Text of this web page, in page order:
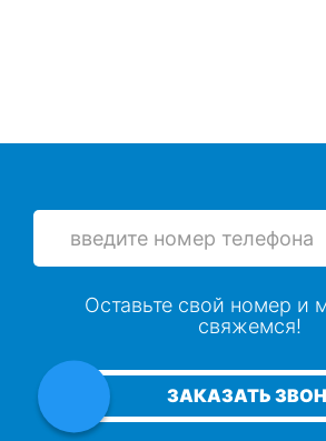
ЗАКАЗАТЬ
Оставьте свой номер и
свяжемся!